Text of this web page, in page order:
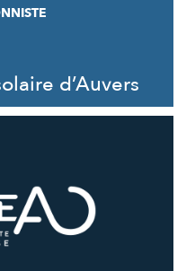
d’Auvers